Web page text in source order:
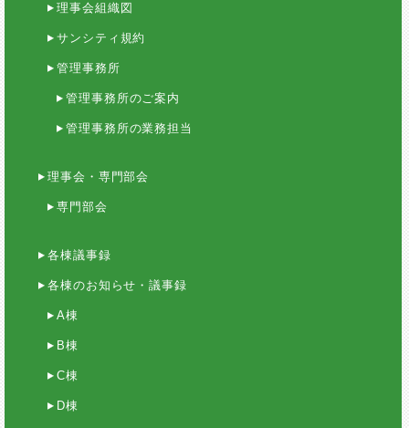
理事会組織図
サンシティ規約
管理事務所
管理事務所のご案内
管理事務所の業務担当
理事会・専門部会
専門部会
各棟議事録
各棟のお知らせ・議事録
A棟
B棟
C棟
D棟